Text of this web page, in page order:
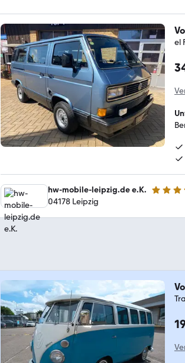
el
hw-mobile-leipzig.de e.K. 4.9
04178 Leipzig